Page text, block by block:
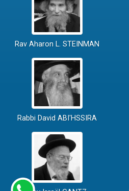
Rav Aharon L. STEINMAN
Rabbi David ABI'HSSIRA